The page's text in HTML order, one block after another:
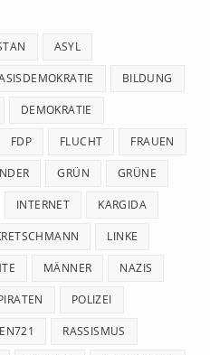
ASYL
BILDUNG
DEMOKRATIE
FDP FLUCHT FRAUEN
GRÜN GRÜNE
INTERNET KARGIDA
LINKE
MÄNNER NAZIS
POLIZEI
RASSISMUS